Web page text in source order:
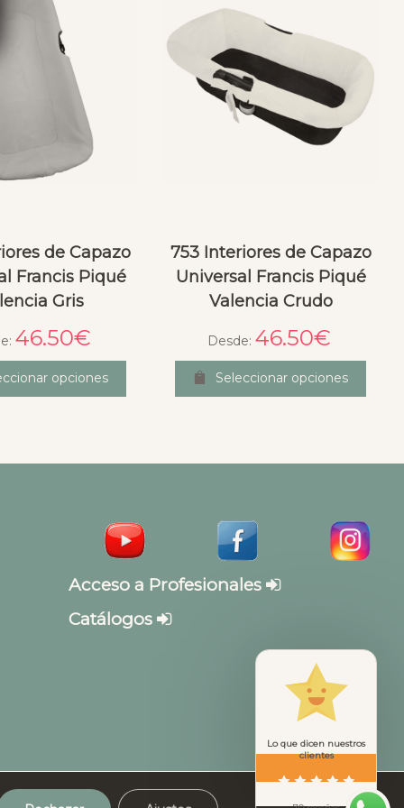
de Capazo
Francis Piqué
Gris
46.50€
opciones
753 Interiores de Capazo
Universal Francis Piqué
Valencia Crudo
Desde:46.50€
Seleccionar opciones
Acceso a Profesionales
Catálogos
Lo que dicen nuestros
clientes